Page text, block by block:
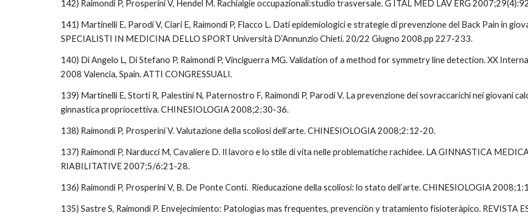
142) Raimondi P, Prosperini V, Hendel M. Rachialgie occupazionali:studio trasversale. G ITAL MED LAV ERG
141) Martinelli E, Parodi V, Ciari E, Raimondi P, Flacco L. Dati epidemiologici e strategie di prevenzione del Back Pain in
SPECIALISTI IN MEDICINA DELLO SPORT Università D’Annunzio Chieti. 20/22 Giugno 2008.pp 227-233.
140) Di Angelo L, Di Stefano P, Raimondi P, Vinciguerra MG. Validation of a method for symmetry line detection. XX
2008 Valencia, Spain. ATTI CONGRESSUALI.
139) Martinelli E, Storti R, Palestini N, Paternostro F, Raimondi P, Parodi V. La prevenzione dei sovraccarichi nei giovani
ginnastica propriocettiva. CHINESIOLOGIA 2008;2:30-36.
138) Raimondi P, Prosperini V. Valutazione della scoliosi dell’arte. CHINESIOLOGIA 2008;2:12-20.
137) Raimondi P, Narducci M, Cavaliere D. Il lavoro e lo stile di vita nelle problematiche rachidee. LA GINNASTICA
RIABILITATIVE 2007;5/6:21-28.
136) Raimondi P, Prosperini V, B. De Ponte Conti.  Rieducazione della scoliosi: lo stato dell’arte. CHINESIOLOGIA
135) Sastre S, Raimondi P. Envejecimiento: Patologìas mas frequentes, prevenciòn y tratamiento fisioteràpico.